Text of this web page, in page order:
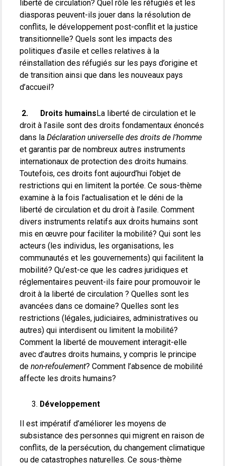
liberté de circulation? Quel rôle les réfugiés et les
diasporas peuvent-ils jouer dans la résolution de
conflits, le développement post-conflit et la justice
transitionnelle? Quels sont les impacts des
politiques d’asile et celles relatives à la
réinstallation des réfugiés sur les pays d’origine et
de transition ainsi que dans les nouveaux pays
d’accueil?
2. Droits humainsLa liberté de circulation et le
droit à l’asile sont des droits fondamentaux énoncés
dans laDéclaration universelle des droits de l’homme
et garantis par de nombreux autres instruments
internationaux de protection des droits humains.
Toutefois, ces droits font aujourd’hui l’objet de
restrictions qui en limitent la portée. Ce sous-thème
examine à la fois l’actualisation et le déni de la
liberté de circulation et du droit à l’asile. Comment
divers instruments relatifs aux droits humains sont
mis en œuvre pour faciliter la mobilité? Qui sont les
acteurs (les individus, les organisations, les
communautés et les gouvernements) qui facilitent la
mobilité? Qu’est-ce que les cadres juridiques et
réglementaires peuvent-ils faire pour promouvoir le
droit à la liberté de circulation ? Quelles sont les
avancées dans ce domaine? Quelles sont les
restrictions (légales, judiciaires, administratives ou
autres) qui interdisent ou limitent la mobilité?
Comment la liberté de mouvement interagit-elle
avec d’autres droits humains, y compris le principe
denon-refoulement? Comment l’absence de mobilité
affecte les droits humains?
Développement
Il est impératif d’améliorer les moyens de
subsistance des personnes qui migrent en raison de
conflits, de la persécution, du changement climatique
ou de catastrophes naturelles. Ce sous-thème